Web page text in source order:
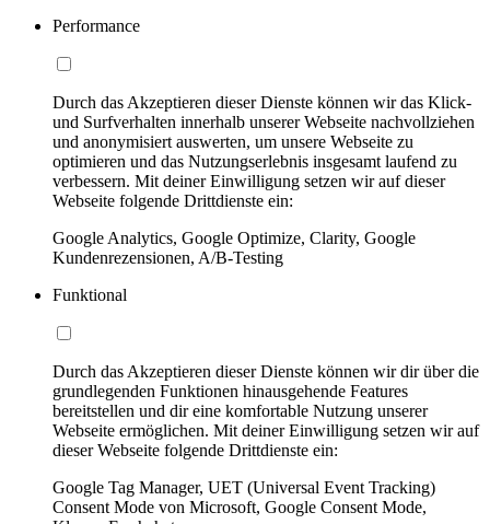
Performance
Durch das Akzeptieren dieser Dienste können wir das Klick-
und Surfverhalten innerhalb unserer Webseite nachvollziehen
und anonymisiert auswerten, um unsere Webseite zu
optimieren und das Nutzungserlebnis insgesamt laufend zu
verbessern. Mit deiner Einwilligung setzen wir auf dieser
Webseite folgende Drittdienste ein:
Google Analytics, Google Optimize, Clarity, Google
Kundenrezensionen, A/B-Testing
Funktional
Durch das Akzeptieren dieser Dienste können wir dir über die
grundlegenden Funktionen hinausgehende Features
bereitstellen und dir eine komfortable Nutzung unserer
Webseite ermöglichen. Mit deiner Einwilligung setzen wir auf
dieser Webseite folgende Drittdienste ein:
Google Tag Manager, UET (Universal Event Tracking)
Consent Mode von Microsoft, Google Consent Mode,